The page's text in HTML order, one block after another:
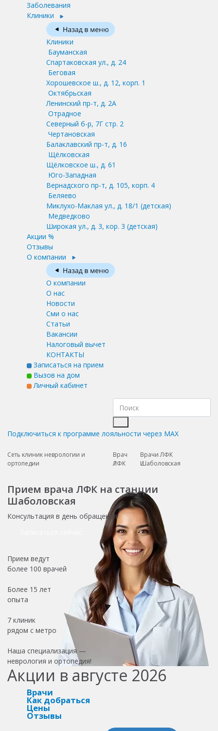
Заболевания
Клиники
Клиники
Бауманская
Спартаковская ул., д. 24
Беговая
Хорошевское ш., д. 12, корп. 1
Октябрьская
Ленинский пр-т, д. 2А
Отрадное
Северный б-р, 7Г стр. 2
Чертановская
Балаклавский пр-т, д. 16
Щёлковская
Щёлковское ш., д. 61
Юго-Западная
Вернадского пр-т, д. 105, корп. 4
Беляево
Миклухо-Маклая ул., д. 18/1 (детская)
Медведково
Широкая ул., д. 3, кор. 3 (детская)
Акции %
Отзывы
О компании
О компании
О нас
Новости
Сми о нас
Статьи
Вакансии
Налоговый вычет
КОНТАКТЫ
Записаться на прием
Вызов на дом
Личный кабинет
Подключиться к программе лояльности через MAX
Сеть клиник неврологии и
ортопедии
Врач
ЛФК
Врачи ЛФК
Шаболовская
Прием врача ЛФК на станции
Шаболовская
Консультация в день обращения!
Прием ведут
более 100 врачей
Более 15 лет
опыта
7 клиник
рядом с метро
Наша специализация —
неврология и ортопедия!
Акции в августе 2026
Врачи
Как добраться
Цены
Отзывы